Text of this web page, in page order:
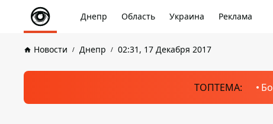
Днепр Область Украина Реклама
Новости Днепр 02:31, 17 Декабря 2017
ТОПТЕМА: